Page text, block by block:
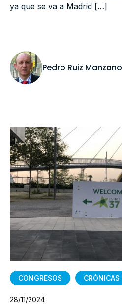
ya que se va a Madrid […]
Pedro Ruiz Manzano
CONGRESOS CRÓNICAS
28/11/2024